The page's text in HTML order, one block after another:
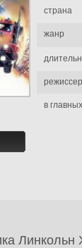
страна
жанр
режиссер
в